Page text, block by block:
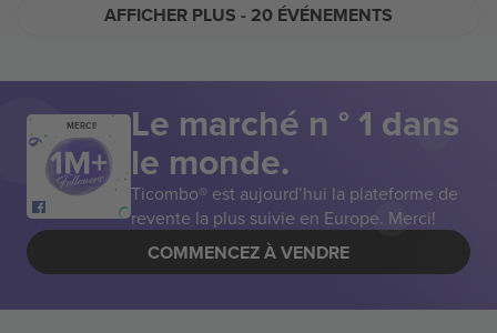
AFFICHER PLUS - 20 ÉVÉNEMENTS
MERCI! Le marché n ° 1 dans
le monde.
Ticombo® est aujourd’hui la plateforme de
revente la plus suivie en Europe. Merci!
COMMENCEZ À VENDRE